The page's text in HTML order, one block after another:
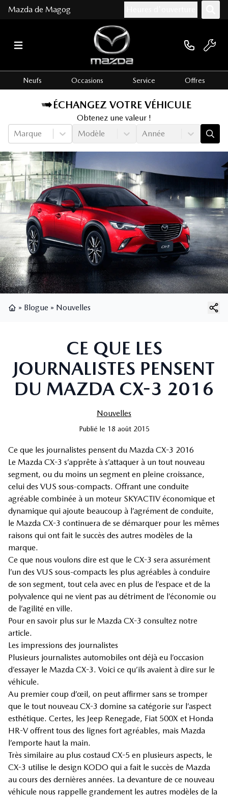
Mazda de Magog
Neufs Occasions Service Offres
ÉCHANGEZ VOTRE VÉHICULE
Obtenez une valeur !
Marque
Modèle Année
» Blogue » Nouvelles
CE QUE LES
JOURNALISTES PENSENT
DU MAZDA CX-3 2016
Nouvelles
Publié le 18 août 2015
Ce que les journalistes pensent du Mazda CX-3 2016
Le Mazda CX-3 s’apprête à s’attaquer à un tout nouveau
segment, ou du moins un segment en pleine croissance,
celui des VUS sous-compacts. Offrant une conduite
agréable combinée à un moteur SKYACTIV économique et
dynamique qui ajoute beaucoup à l’agrément de conduite,
le Mazda CX-3 continuera de se démarquer pour les mêmes
raisons qui ont fait le succès des autres modèles de la
marque.
Ce que nous voulons dire est que le CX-3 sera assurément
l’un des VUS sous-compacts les plus agréables à conduire
de son segment, tout cela avec en plus de l’espace et de la
polyvalence qui ne vient pas au détriment de l’économie ou
de l’agilité en ville.
Pour en savoir plus sur le Mazda CX-3 consultez notre
article.
Les impressions des journalistes
Plusieurs journalistes automobiles ont déjà eu l’occasion
d’essayer le Mazda CX-3. Voici ce qu’ils avaient à dire sur le
véhicule.
Au premier coup d’œil, on peut affirmer sans se tromper
que le tout nouveau CX-3 domine sa catégorie sur l’aspect
esthétique. Certes, les Jeep Renegade, Fiat 500X et Honda
HR-V offrent tous des lignes fort agréables, mais Mazda
l’emporte haut la main.
Très similaire au plus costaud CX-5 en plusieurs aspects, le
CX-3 utilise le design KODO qui a fait le succès de Mazda
au cours des dernières années. La devanture de ce nouveau
véhicule nous rappelle grandement les autres modèles de la